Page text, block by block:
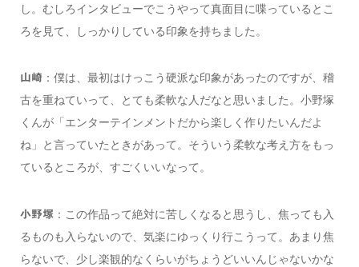
し。むしろインタビューでこうやって真面目に喋っているとこ
ろを見て、しっかりしている印象を持ちました。
山崎 ：僕は、最初はけっこう硬派な印象があったのですが、稽
古を重ねていって、とても柔軟な人だなと思いました。小野塚
くんが「エンターテインメントだから楽しく作りたいんだよ
ね」と言っていたときがあって。そういう柔軟な考え方をもっ
ているところが、すごくいいなって。
小野塚：この作品って絶対に苦しくなると思うし、焦っても入
るものも入らないので、気楽にゆっくり行こうって。あまり焦
らないで、少し楽観的なくらいがちょうどいいんじゃないかな